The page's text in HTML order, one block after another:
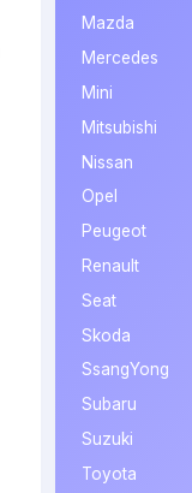
Mazda
Mercedes
Mini
Mitsubishi
Nissan
Opel
Peugeot
Renault
Seat
Skoda
SsangYong
Subaru
Suzuki
Toyota